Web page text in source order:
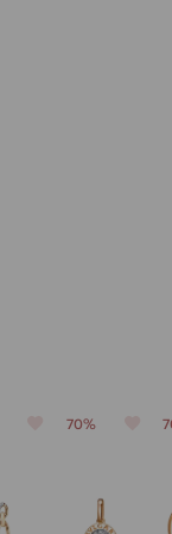
70%